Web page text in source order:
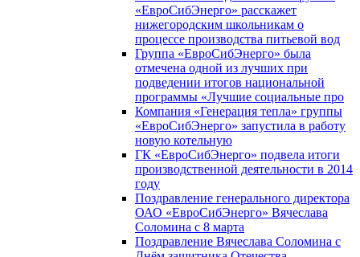
«ЕвроСибЭнерго» расскажет
нижегородским школьникам о
процессе производства питьевой вод
Группа «ЕвроСибЭнерго» была
отмечена одной из лучших при
подведении итогов национальной
программы «Лучшие социальные про
Компания «Генерация тепла» группы
«ЕвроСибЭнерго» запустила в работу
новую котельную
ГК «ЕвроСибЭнерго» подвела итоги
производственной деятельности в 2014
году
Поздравление генерального директора
ОАО «ЕвроСибЭнерго» Вячеслава
Соломина с 8 марта
Поздравление Вячеслава Соломина с